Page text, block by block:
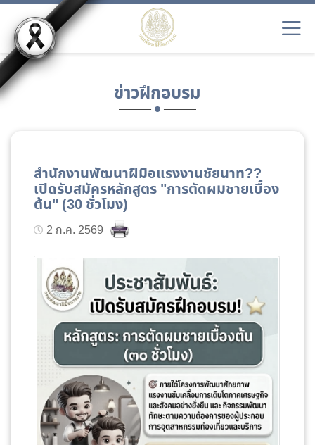
ข่าวฝึกอบรม
สำนักงานพัฒนาฝีมือแรงงานชัยนาท??
เปิดรับสมัครหลักสูตร "การตัดผมชายเบื้อง
ต้น" (30 ชั่วโมง)
2 ก.ค. 2569